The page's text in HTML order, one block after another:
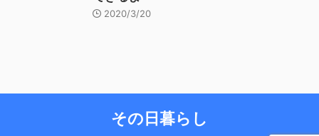
2020/3/20
その日暮らし